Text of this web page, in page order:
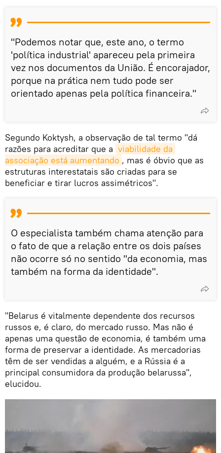
"Podemos notar que, este ano, o termo
'política industrial' apareceu pela primeira
vez nos documentos da União. É encorajador,
porque na prática nem tudo pode ser
orientado apenas pela política financeira."
Segundo Koktysh, a observação de tal termo "dá
razões para acreditar que a viabilidade da
associação está aumentando , mas é óbvio que as
estruturas interestatais são criadas para se
beneficiar e tirar lucros assimétricos".
O especialista também chama atenção para
o fato de que a relação entre os dois países
não ocorre só no sentido "da economia, mas
também na forma da identidade".
"Belarus é vitalmente dependente dos recursos
russos e, é claro, do mercado russo. Mas não é
apenas uma questão de economia, é também uma
forma de preservar a identidade. As mercadorias
têm de ser vendidas a alguém, e a Rússia é a
principal consumidora da produção belarussa",
elucidou.